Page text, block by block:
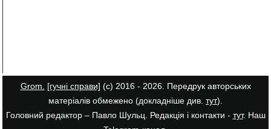
Grom. [гучні справи] (с) 2016 - 2026. Передрук авторських
матеріалів обмежено (докладніше див. тут).
Головний редактор – Павло Шульц. Редакція і контакти - тут. Наш